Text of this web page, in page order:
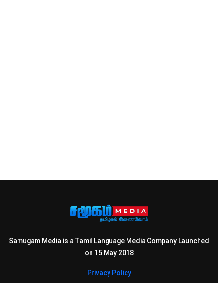
Samugam Media is a Tamil Language Media Company Launched
on 15 May 2018
Privacy Policy